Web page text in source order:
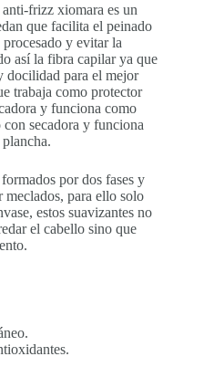
frizz xiomara es un
que facilita el peinado
y evitar la
así la fibra capilar ya que
docilidad para el mejor
trabaja como protector
y funciona como
secadora y funciona
por dos fases y
meclados, para ello solo
estos suavizantes no
el cabello sino que